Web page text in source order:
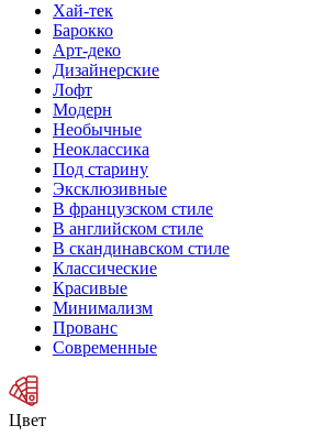
Хай-тек
Барокко
Арт-деко
Дизайнерские
Лофт
Модерн
Необычные
Неоклассика
Под старину
Эксклюзивные
В французском стиле
В английском стиле
В скандинавском стиле
Классические
Красивые
Минимализм
Прованс
Современные
Цвет